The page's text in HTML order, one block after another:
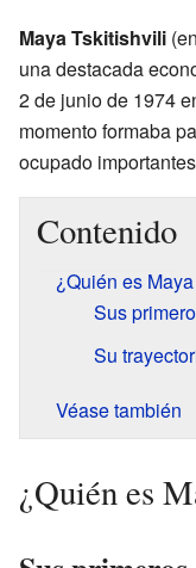
Maya Tskitishvili
una destacada
2 de junio de 1974
momento formaba
ocupado
Contenido
¿Quién es
Sus
Su
Véase también
¿Quién es